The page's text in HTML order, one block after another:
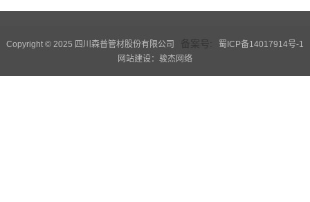
Copyright © 2025 四川森普管材股份有限公司 备案号:
蜀ICP备14017914号-1
网站建设：骏杰网络